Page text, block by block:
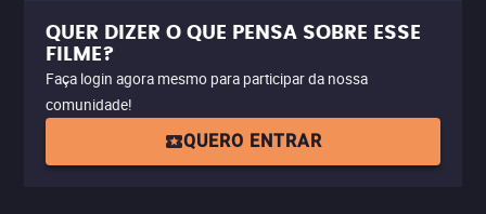
QUER DIZER O QUE PENSA SOBRE ESSE
FILME?
Faça login agora mesmo para participar da nossa
comunidade!
QUERO ENTRAR